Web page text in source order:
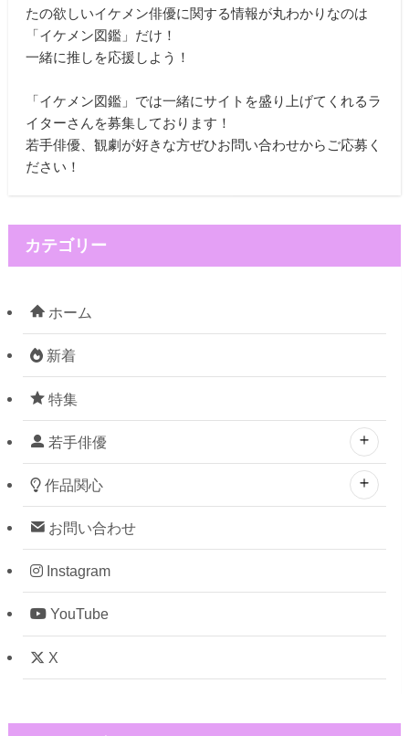
たの欲しいイケメン俳優に関する情報が丸わかりなのは
「イケメン図鑑」だけ！
一緒に推しを応援しよう！
「イケメン図鑑」では一緒にサイトを盛り上げてくれるラ
イターさんを募集しております！
若手俳優、観劇が好きな方ぜひお問い合わせからご応募く
ださい！
カテゴリー
ホーム
新着
特集
若手俳優
作品関心
お問い合わせ
Instagram
YouTube
X